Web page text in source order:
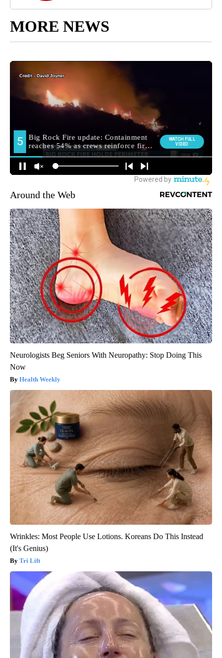
MORE NEWS
Around the Web
Neurologists Beg Seniors With Neuropathy: Stop Doing This
Now
Health Weekly
Wrinkles: Most People Use Lotions. Koreans Do This Instead
(It's Genius)
Tri Lift